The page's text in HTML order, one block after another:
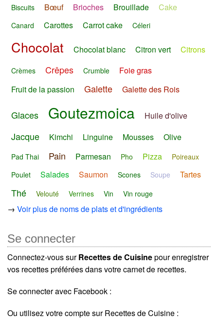
Biscuits Bœuf Brioches Brouillade Cake
Canard Carottes Carrot cake Céleri
Chocolat Chocolat blanc Citron vert Citrons
Crèmes Crêpes Crumble
Foie gras
Fruit de la passion
Galette Galette des Rois
Glaces Goutezmoica Huile d'olive
Jacque Kimchi Linguine Mousses Olive
Pad Thai Pain Parmesan Pho Pizza
Poireaux
Poulet
Salades Saumon Scones Soupe Tartes
Thé Velouté Verrines Vin Vin rouge
→ Voir plus de noms de plats et d'ingrédients
Se connecter
Connectez-vous surRecettes de Cuisinepour enregistrer
vos recettes préférées dans votre carnet de recettes.
Se connecter avec Facebook :
Ou utilisez votre compte sur Recettes de Cuisine :